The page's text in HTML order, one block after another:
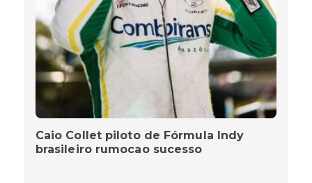
Caio Collet piloto de Fórmula Indy
brasileiro rumocao sucesso